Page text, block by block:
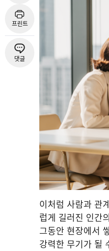
프린트
댓글
이처럼 사람과 관
럽게 길러진 인간
그동안 현장에서
강력한 무기가 될